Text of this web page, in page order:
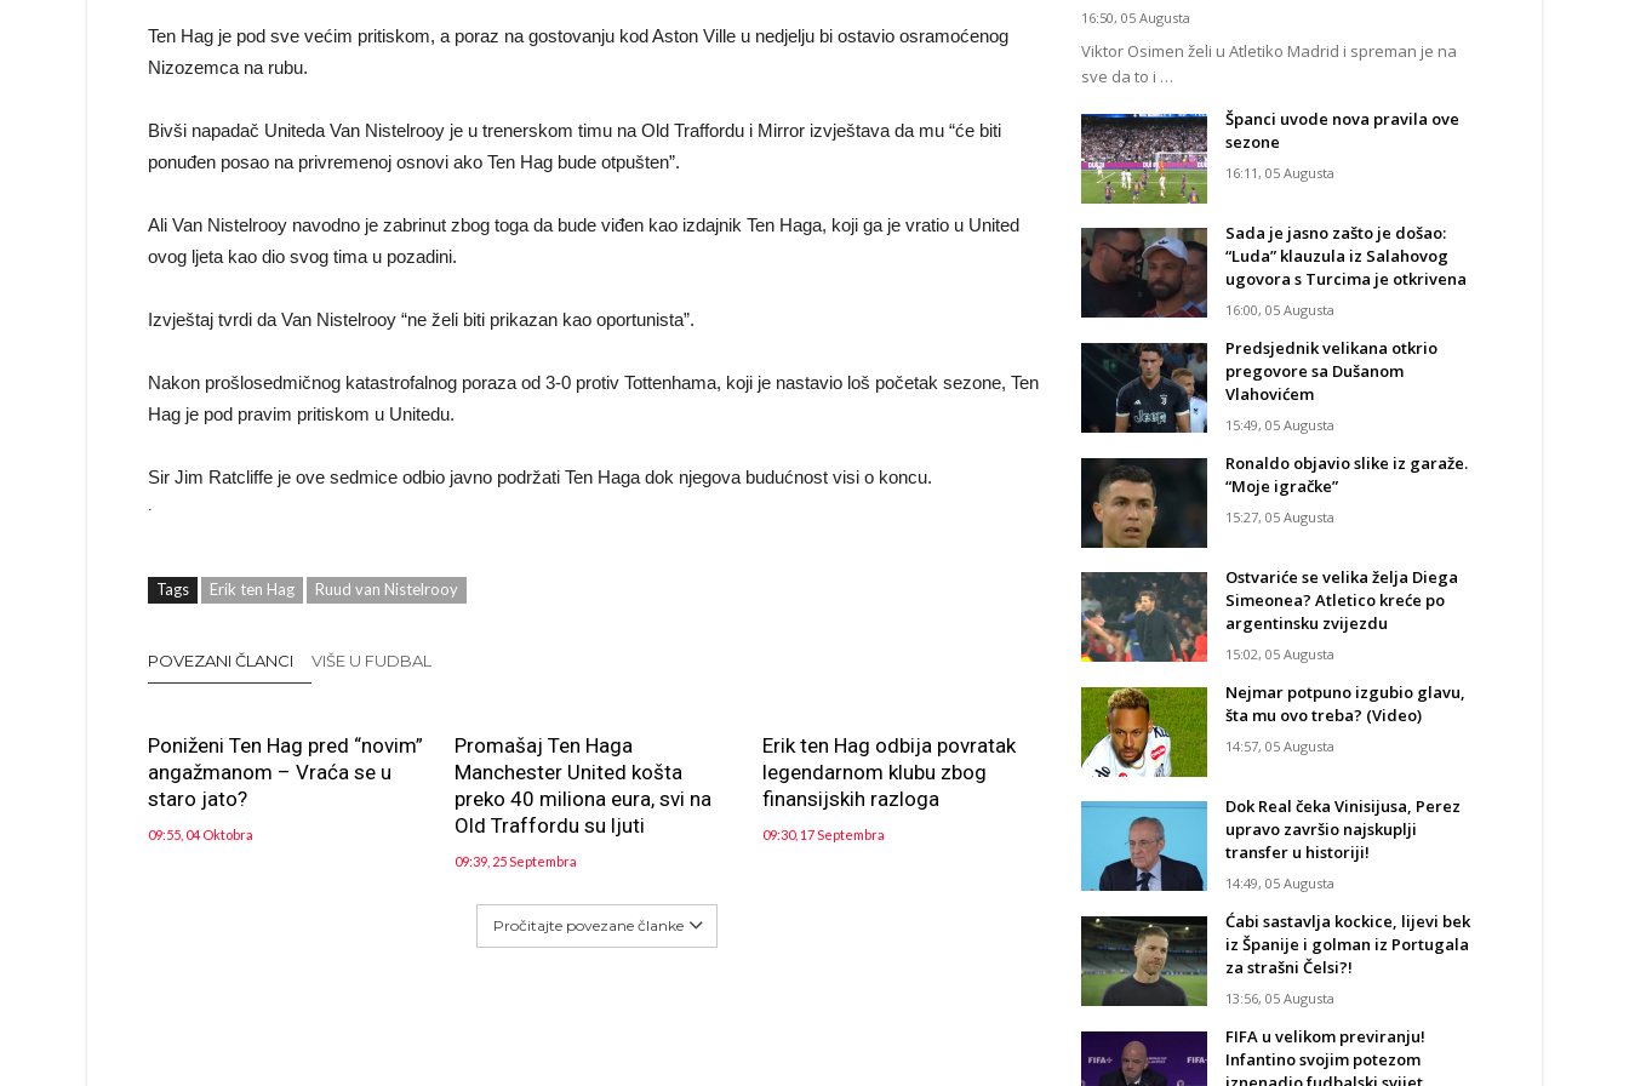
Ten Hag je pod sve većim pritiskom, a poraz na gostovanju kod Aston Ville u nedjelju bi ostavio osramoćenog
Nizozemca na rubu.
Bivši napadač Uniteda Van Nistelrooy je u trenerskom timu na Old Traffordu i Mirror izvještava da mu “će biti
ponuđen posao na privremenoj osnovi ako Ten Hag bude otpušten”.
Ali Van Nistelrooy navodno je zabrinut zbog toga da bude viđen kao izdajnik Ten Haga, koji ga je vratio u United
ovog ljeta kao dio svog tima u pozadini.
Izvještaj tvrdi da Van Nistelrooy “ne želi biti prikazan kao oportunista”.
Nakon prošlosedmičnog katastrofalnog poraza od 3-0 protiv Tottenhama, koji je nastavio loš početak sezone, Ten
Hag je pod pravim pritiskom u Unitedu.
Sir Jim Ratcliffe je ove sedmice odbio javno podržati Ten Haga dok njegova budućnost visi o koncu.
.
Tags Erik ten Hag Ruud van Nistelrooy
POVEZANI ČLANCI VIŠE U FUDBAL
Poniženi Ten Hag pred “novim”
angažmanom – Vraća se u
staro jato?
09:55, 04 Oktobra
Promašaj Ten Haga
Manchester United košta
preko 40 miliona eura, svi na
Old Traffordu su ljuti
09:39, 25 Septembra
Erik ten Hag odbija povratak
legendarnom klubu zbog
finansijskih razloga
09:30, 17 Septembra
Pročitajte povezane članke
16:50, 05 Augusta
Viktor Osimen želi u Atletiko Madrid i spreman je na
sve da to i …
Španci uvode nova pravila ove
sezone
16:11, 05 Augusta
Sada je jasno zašto je došao:
“Luda” klauzula iz Salahovog
ugovora s Turcima je otkrivena
16:00, 05 Augusta
Predsjednik velikana otkrio
pregovore sa Dušanom
Vlahovićem
15:49, 05 Augusta
Ronaldo objavio slike iz garaže.
“Moje igračke”
15:27, 05 Augusta
Ostvariće se velika želja Diega
Simeonea? Atletico kreće po
argentinsku zvijezdu
15:02, 05 Augusta
Nejmar potpuno izgubio glavu,
šta mu ovo treba? (Video)
14:57, 05 Augusta
Dok Real čeka Vinisijusa, Perez
upravo završio najskuplji
transfer u historiji!
14:49, 05 Augusta
Ćabi sastavlja kockice, lijevi bek
iz Španije i golman iz Portugala
za strašni Čelsi?!
13:56, 05 Augusta
FIFA u velikom previranju!
Infantino svojim potezom